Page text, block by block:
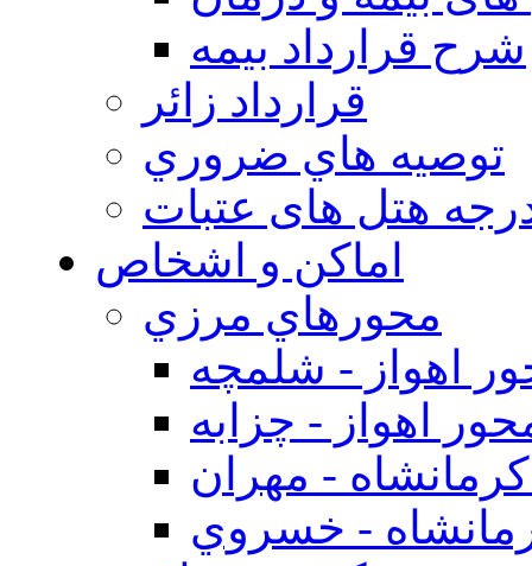
شرح قرارداد بیمه
قرارداد زائر
توصيه هاي ضروري
هتل های عتبات
اماکن و اشخاص
محورهاي مرزي
اهواز - شلمچه
اهواز - چزابه
- مهران
- خسروي